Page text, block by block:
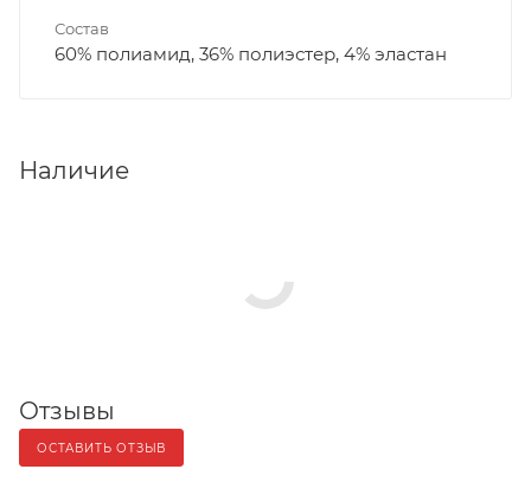
Состав
60% полиамид, 36% полиэстер, 4% эластан
Наличие
Отзывы
ОСТАВИТЬ ОТЗЫВ